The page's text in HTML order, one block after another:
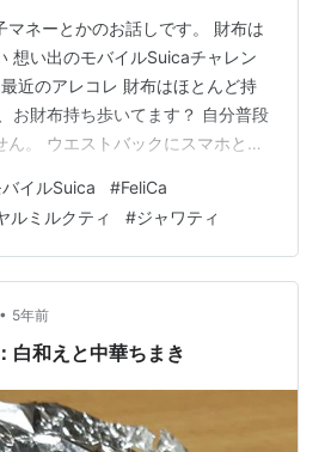
マネーとかのお話しです。 財布は
想い出のモバイルSuicaチャレン
近のアレコレ 財布はほとんど持
お財布持ち歩いてます？ 自分普段
ん。 ウエストバックにスマホとク
ーパーが電子マネーやQR決済ダ
社に行くときも、財布はカバンに
クレカも持って行ってません。 ほ
しています。それで困ることはほ
たら、お詣りの時くらい？ 想い出
バイルSuica #FeliCa
ルミルクティ #ジャワティ
• 5年前
白和えと中華ちまき